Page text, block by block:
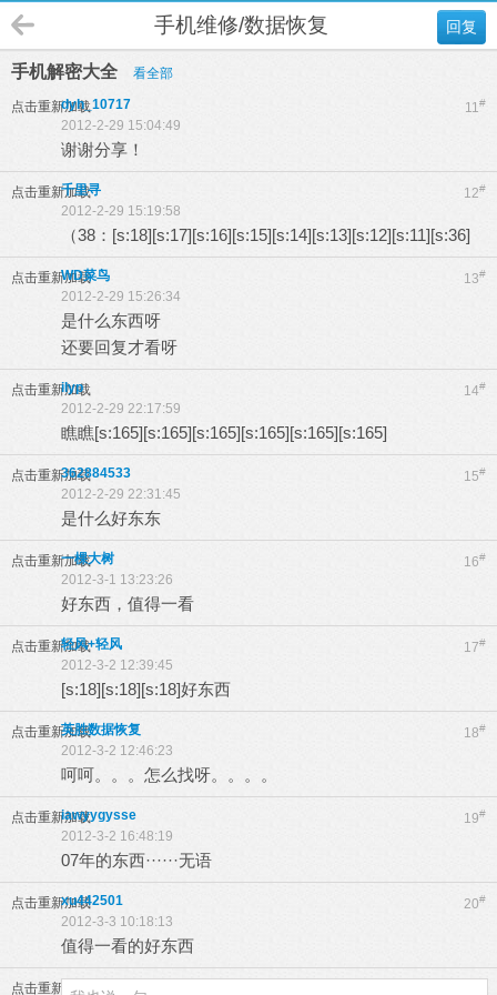
回复
手机维修/数据恢复
手机解密大全 看全部
点击重新加载 11#
dyh_10717
2012-2-29 15:04:49
谢谢分享！
点击重新加载 12#
千里寻
2012-2-29 15:19:58
（38：[s:18][s:17][s:16][s:15][s:14][s:13][s:12][s:11][s:36]
点击重新加载 13#
WD菜鸟
2012-2-29 15:26:34
是什么东西呀
还要回复才看呀
点击重新加载 14#
ilyp
2012-2-29 22:17:59
瞧瞧[s:165][s:165][s:165][s:165][s:165][s:165]
点击重新加载 15#
362884533
2012-2-29 22:31:45
是什么好东东
点击重新加载 16#
一棵大树
2012-3-1 13:23:26
好东西，值得一看
点击重新加载 17#
轻风+轻风
2012-3-2 12:39:45
[s:18][s:18][s:18]好东西
点击重新加载 18#
英胜数据恢复
2012-3-2 12:46:23
呵呵。。。怎么找呀。。。。
点击重新加载 19#
iawyygysse
2012-3-2 16:48:19
07年的东西······无语
点击重新加载 20#
xu442501
2012-3-3 10:18:13
值得一看的好东西
点击重新加载